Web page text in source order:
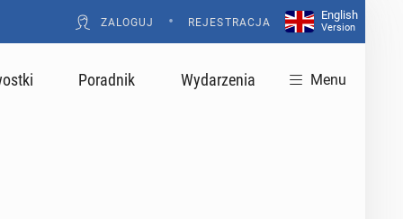
ZALOGUJ • REJESTRACJA
English
Version
Poradnik Wydarzenia Menu